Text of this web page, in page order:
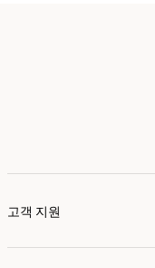
고객 지원